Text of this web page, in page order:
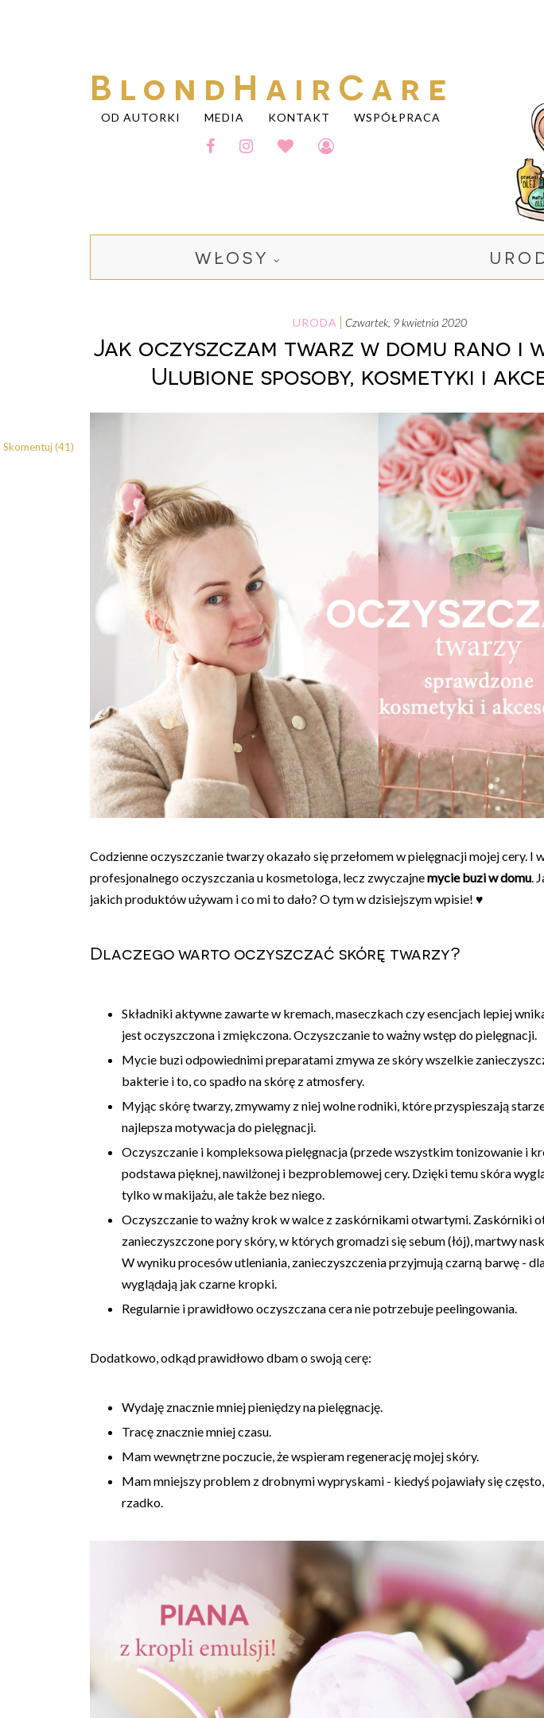
BlondHairCare
OD AUTORKI MEDIA KONTAKT WSPÓŁPRACA
WŁOSY
URODA czwartek, 9 kwietnia 2020
Jak oczyszczam twarz w domu rano i
Ulubione sposoby, kosmetyki i
Codzienne oczyszczanie twarzy okazało się przełomem w pielęgnacji mojej cery. I
profesjonalnego oczyszczania u kosmetologa, lecz zwyczajnemycie buzi w domu.
jakich produktów używam i co mi to dało? O tym w dzisiejszym wpisie! ♥
Dlaczego warto oczyszczać skórę twarzy?
Składniki aktywne zawarte w kremach, maseczkach czy esencjach lepiej
jest oczyszczona i zmiękczona. Oczyszczanie to ważny wstęp do pielęgnacji.
Mycie buzi odpowiednimi preparatami zmywa ze skóry wszelkie
bakterie i to, co spadło na skórę z atmosfery.
Myjąc skórę twarzy, zmywamy z niej wolne rodniki, które przyspieszają
najlepsza motywacja do pielęgnacji.
Oczyszczanie i kompleksowa pielęgnacja (przede wszystkim tonizowanie i
podstawa pięknej, nawilżonej i bezproblemowej cery. Dzięki temu skóra
tylko w makijażu, ale także bez niego.
Oczyszczanie to ważny krok w walce z zaskórnikami otwartymi. Zaskórniki
zanieczyszczone pory skóry, w których gromadzi się sebum (łój), martwy
W wyniku procesów utleniania, zanieczyszczenia przyjmują czarną barwę -
wyglądają jak czarne kropki.
Regularnie i prawidłowo oczyszczana cera nie potrzebuje peelingowania.
Dodatkowo, odkąd prawidłowo dbam o swoją cerę:
Wydaję znacznie mniej pieniędzy na pielęgnację.
Tracę znacznie mniej czasu.
Mam wewnętrzne poczucie, że wspieram regenerację mojej skóry.
Mam mniejszy problem z drobnymi wypryskami - kiedyś pojawiały się
rzadko.
Skomentuj (41)